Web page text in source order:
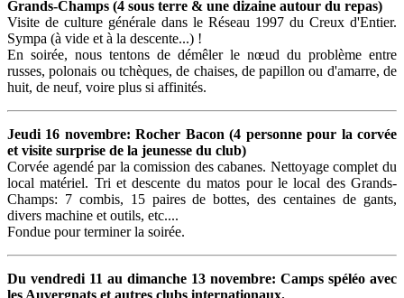
Grands-Champs (4 sous terre & une dizaine autour du repas)
Visite de culture générale dans le Réseau 1997 du Creux d'Entier.
Sympa (à vide et à la descente...) !
En soirée, nous tentons de démêler le nœud du problème entre
russes, polonais ou tchèques, de chaises, de papillon ou d'amarre, de
huit, de neuf, voire plus si affinités.
Jeudi 16 novembre: Rocher Bacon (4 personne pour la corvée
et visite surprise de la jeunesse du club)
Corvée agendé par la comission des cabanes. Nettoyage complet du
local matériel. Tri et descente du matos pour le local des Grands-
Champs: 7 combis, 15 paires de bottes, des centaines de gants,
divers machine et outils, etc....
Fondue pour terminer la soirée.
Du vendredi 11 au dimanche 13 novembre: Camps spéléo avec
les Auvergnats et autres clubs internationaux.